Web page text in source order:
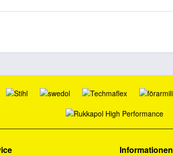
Informationen